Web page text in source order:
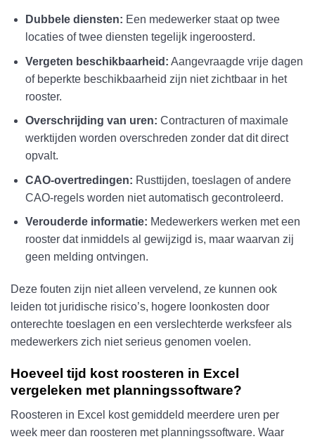
Dubbele diensten: Een medewerker staat op twee
locaties of twee diensten tegelijk ingeroosterd.
Vergeten beschikbaarheid: Aangevraagde vrije dagen
of beperkte beschikbaarheid zijn niet zichtbaar in het
rooster.
Overschrijding van uren: Contracturen of maximale
werktijden worden overschreden zonder dat dit direct
opvalt.
CAO-overtredingen: Rusttijden, toeslagen of andere
CAO-regels worden niet automatisch gecontroleerd.
Verouderde informatie: Medewerkers werken met een
rooster dat inmiddels al gewijzigd is, maar waarvan zij
geen melding ontvingen.
Deze fouten zijn niet alleen vervelend, ze kunnen ook
leiden tot juridische risico’s, hogere loonkosten door
onterechte toeslagen en een verslechterde werksfeer als
medewerkers zich niet serieus genomen voelen.
Hoeveel tijd kost roosteren in Excel
vergeleken met planningssoftware?
Roosteren in Excel kost gemiddeld meerdere uren per
week meer dan roosteren met planningssoftware. Waar